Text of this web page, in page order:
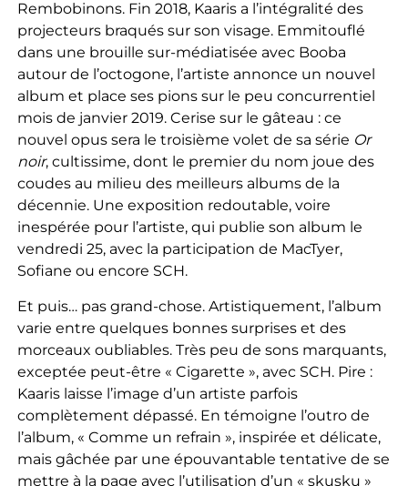
Rembobinons. Fin 2018, Kaaris a l’intégralité des
projecteurs braqués sur son visage. Emmitouflé
dans une brouille sur-médiatisée avec Booba
autour de l’octogone, l’artiste annonce un nouvel
album et place ses pions sur le peu concurrentiel
mois de janvier 2019. Cerise sur le gâteau : ce
nouvel opus sera le troisième volet de sa série Or
noir, cultissime, dont le premier du nom joue des
coudes au milieu des meilleurs albums de la
décennie. Une exposition redoutable, voire
inespérée pour l’artiste, qui publie son album le
vendredi 25, avec la participation de MacTyer,
Sofiane ou encore SCH.
Et puis… pas grand-chose. Artistiquement, l’album
varie entre quelques bonnes surprises et des
morceaux oubliables. Très peu de sons marquants,
exceptée peut-être « Cigarette », avec SCH. Pire :
Kaaris laisse l’image d’un artiste parfois
complètement dépassé. En témoigne l’outro de
l’album, « Comme un refrain », inspirée et délicate,
mais gâchée par une épouvantable tentative de se
mettre à la page avec l’utilisation d’un « skusku »